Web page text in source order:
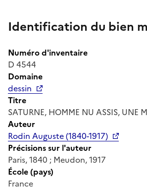
Identification du bien
Numéro d'inventaire
D 4544
Domaine
dessin
Titre
SATURNE, HOMME NU ASSIS, UNE
Auteur
Rodin Auguste (1840-1917)
Précisions sur l'auteur
Paris, 1840 ; Meudon, 1917
École (pays)
France